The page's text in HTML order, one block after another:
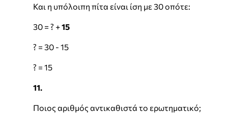
Και η υπόλοιπη πίτα είναι ίση με 30 οπότε:
30 = ? +15
? = 30 - 15
? = 15
11.
Ποιος αριθμός αντικαθιστά το ερωτηματικό;